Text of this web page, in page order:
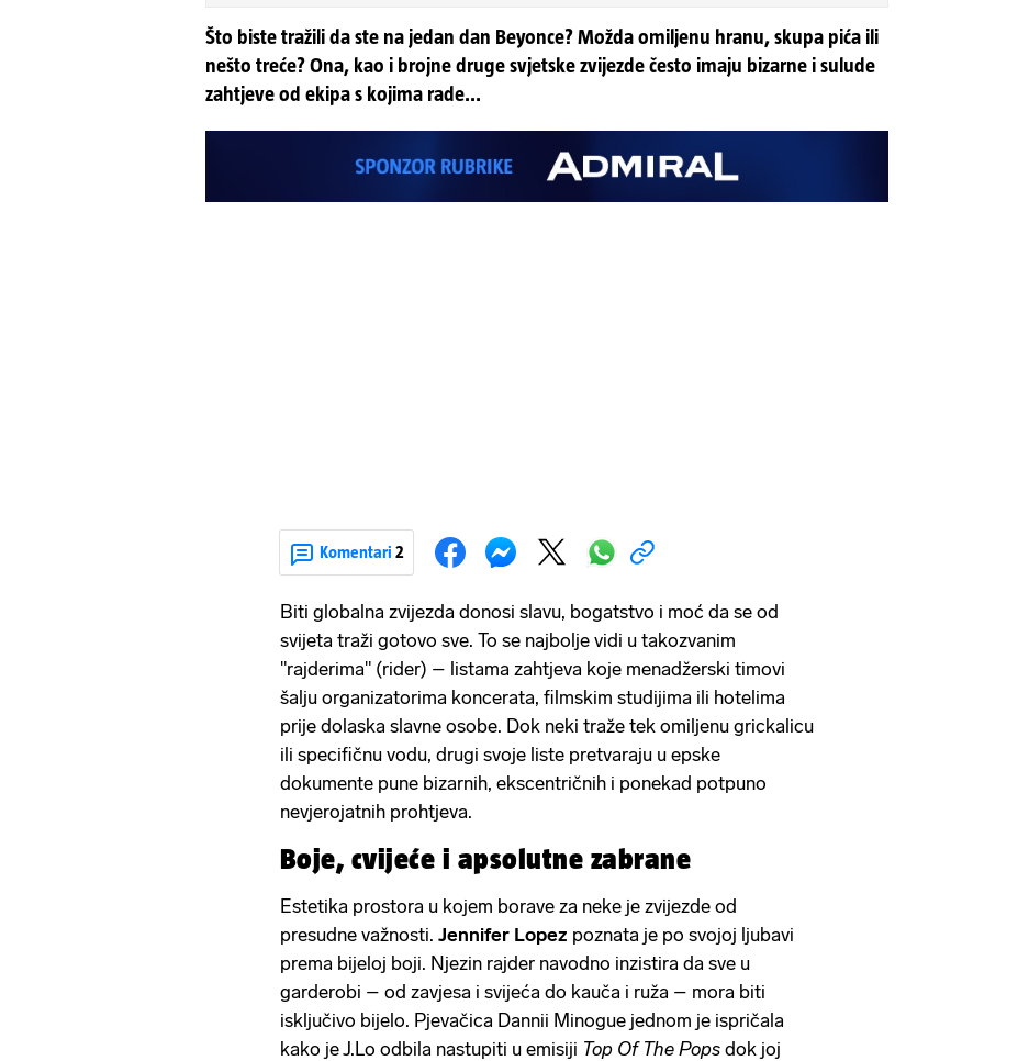
Što biste tražili da ste na jedan dan Beyonce? Možda omiljenu hranu, skupa pića ili
nešto treće? Ona, kao i brojne druge svjetske zvijezde često imaju bizarne i sulude
zahtjeve od ekipa s kojima rade...
Komentari 2
Biti globalna zvijezda donosi slavu, bogatstvo i moć da se od
svijeta traži gotovo sve. To se najbolje vidi u takozvanim
"rajderima" (rider) – listama zahtjeva koje menadžerski timovi
šalju organizatorima koncerata, filmskim studijima ili hotelima
prije dolaska slavne osobe. Dok neki traže tek omiljenu grickalicu
ili specifičnu vodu, drugi svoje liste pretvaraju u epske
dokumente pune bizarnih, ekscentričnih i ponekad potpuno
nevjerojatnih prohtjeva.
Boje, cvijeće i apsolutne zabrane
Estetika prostora u kojem borave za neke je zvijezde od
presudne važnosti. Jennifer Lopez poznata je po svojoj ljubavi
prema bijeloj boji. Njezin rajder navodno inzistira da sve u
garderobi – od zavjesa i svijeća do kauča i ruža – mora biti
isključivo bijelo. Pjevačica Dannii Minogue jednom je ispričala
kako je J.Lo odbila nastupiti u emisiji Top Of The Pops dok joj